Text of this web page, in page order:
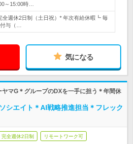
～15:00時…
全週休2日制（土日祝）* 年次有給休暇┗ 毎
与（…
気になる
マG＊グループのDXを一手に担う＊年間休
シエイト＊AI戦略推進担当＊フレック
完全週休2日制 リモートワーク可